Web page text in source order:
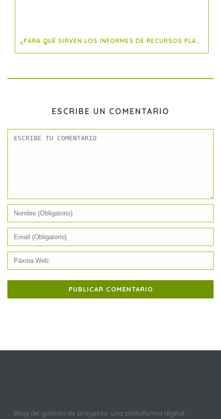
¿PARA QUÉ SIRVEN LOS INFORMES DE RECURSOS PLANIFICADOS?
ESCRIBE UN COMENTARIO
Blog de gestión de proyecto, una plataforma digital